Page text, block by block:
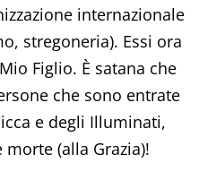
internazionale
stregoneria). Essi ora
Figlio. È satana che
che sono entrate
e degli Illuminati,
(alla Grazia)!